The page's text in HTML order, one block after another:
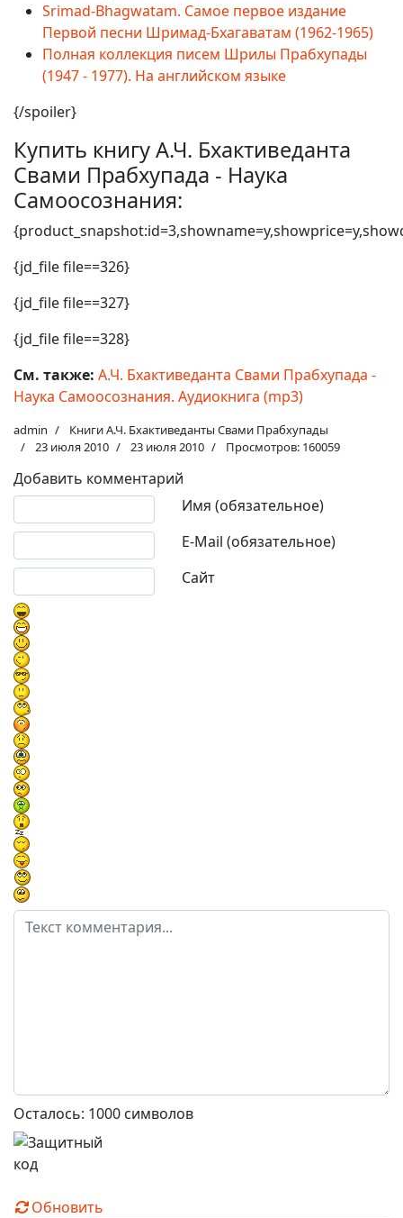
Srimad-Bhagwatam. Самое первое издание
Первой песни Шримад-Бхагаватам (1962-1965)
Полная коллекция писем Шрилы Прабхупады
(1947 - 1977). На английском языке
{/spoiler}
Купить книгу А.Ч. Бхактиведанта
Свами Прабхупада - Наука
Самоосознания:
{jd_file file==326}
{jd_file file==327}
{jd_file file==328}
См. также: А.Ч. Бхактиведанта Свами Прабхупада -
Наука Самоосознания. Аудиокнига (mp3)
admin
Книги А.Ч. Бхактиведанты Свами Прабхупады
23 июля 2010
23 июля 2010 Просмотров: 160059
Добавить комментарий
Имя (обязательное)
E-Mail (обязательное)
Сайт
Текст комментария
Осталось: 1000 символов
Обновить